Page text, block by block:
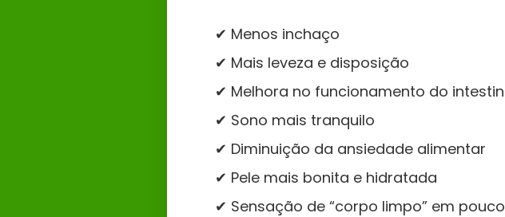
✔ Menos inchaço
✔ Mais leveza e disposição
✔ Melhora no funcionamento do
✔ Sono mais tranquilo
✔ Diminuição da ansiedade alimentar
✔ Pele mais bonita e hidratada
✔ Sensação de “corpo limpo” em